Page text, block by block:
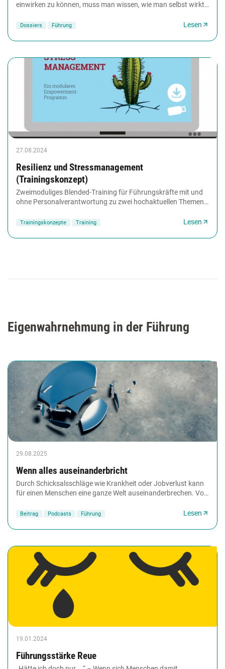
einwirken zu können, muss man wissen, wie man selbst wirkt.
Dossiers Führung Lesen
27.08.2024
Resilienz und Stressmanagement
(Trainingskonzept)
Zweimoduliges Blended-Training für Führungskräfte mit und
ohne Personalverantwortung zu zwei hochaktuellen Themen
Trainingskonzepte Training Lesen
Eigenwahrnehmung in der Führung
29.08.2025
Wenn alles auseinanderbricht
Durch Schicksalsschläge wie Krankheit oder Jobverlust kann
für einen Menschen eine ganze Welt auseinanderbrechen. Vor
Beitrag Podcasts Führung Lesen
19.01.2024
Führungsstärke Reue